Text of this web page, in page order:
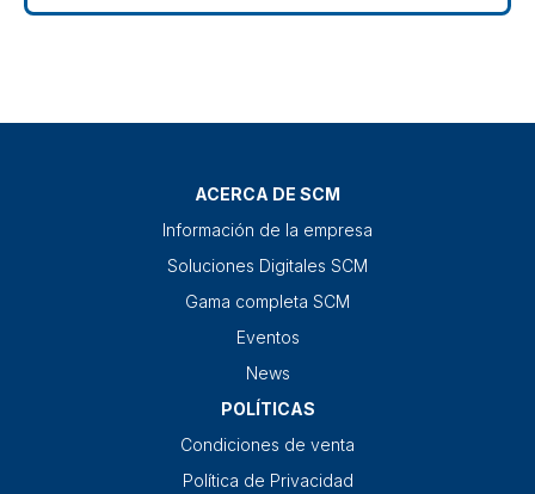
ACERCA DE SCM
Información de la empresa
Soluciones Digitales SCM
Gama completa SCM
Eventos
News
POLÍTICAS
Condiciones de venta
Política de Privacidad